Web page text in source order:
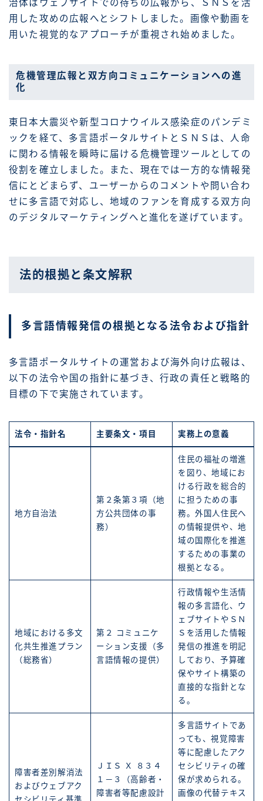
治体はウェブサイトでの待ちの広報から、ＳＮＳを活
用した攻めの広報へとシフトしました。画像や動画を
用いた視覚的なアプローチが重視され始めました。
危機管理広報と双方向コミュニケーションへの進
化
東日本大震災や新型コロナウイルス感染症のパンデミ
ックを経て、多言語ポータルサイトとＳＮＳは、人命
に関わる情報を瞬時に届ける危機管理ツールとしての
役割を確立しました。また、現在では一方的な情報発
信にとどまらず、ユーザーからのコメントや問い合わ
せに多言語で対応し、地域のファンを育成する双方向
のデジタルマーケティングへと進化を遂げています。
法的根拠と条文解釈
多言語情報発信の根拠となる法令および指針
多言語ポータルサイトの運営および海外向け広報は、
以下の法令や国の指針に基づき、行政の責任と戦略的
目標の下で実施されています。
法令・指針名 主要条文・項目 実務上の意義
地方自治法
第２条第３項（地
方公共団体の事
務）
住民の福祉の増進
を図り、地域にお
ける行政を総合的
に担うための事
務。外国人住民へ
の情報提供や、地
域の国際化を推進
するための事業の
根拠となる。
地域における多文
化共生推進プラン
（総務省）
第２ コミュニケ
ーション支援（多
言語情報の提供）
行政情報や生活情
報の多言語化、ウ
ェブサイトやＳＮ
Ｓを活用した情報
発信の推進を明記
しており、予算確
保やサイト構築の
直接的な指針とな
る。
障害者差別解消法
およびウェブアク
ＪＩＳ Ｘ ８３４
１－３（高齢者・
障害者等配慮設計
多言語サイトであ
っても、視覚障害
等に配慮したアク
セシビリティの確
保が求められる。
画像の代替テキス